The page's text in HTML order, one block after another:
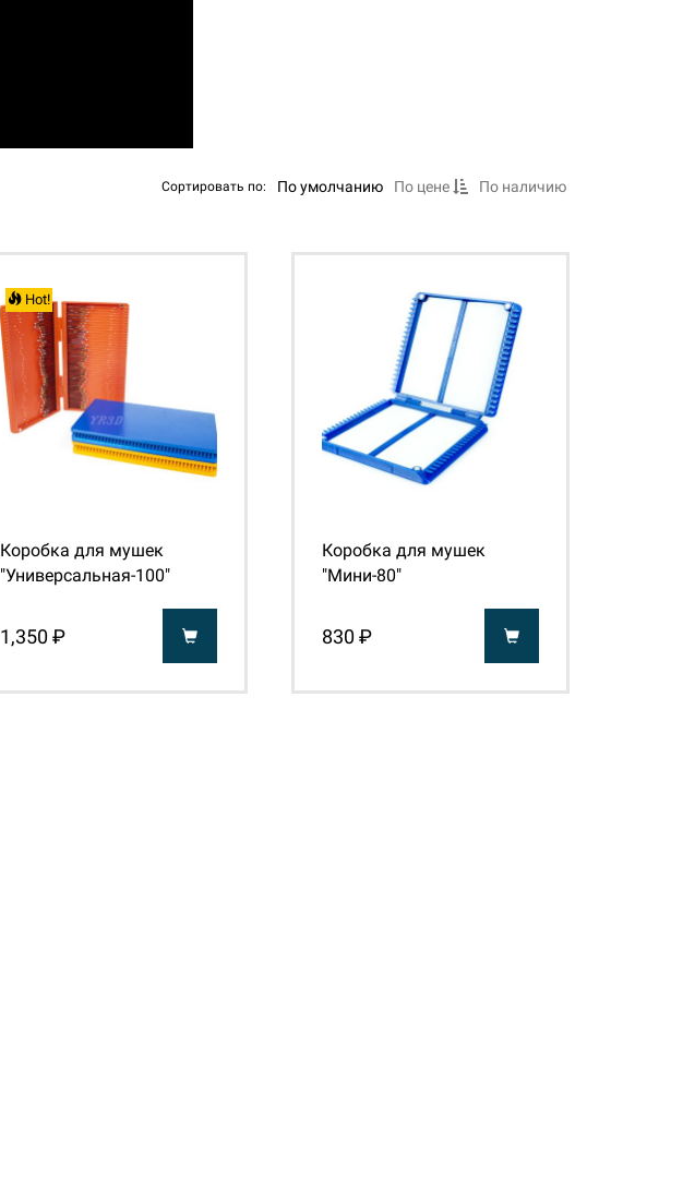
Сортировать по: По умолчанию По цене По наличию
Hot!
Коробка для мушек
"Универсальная-100"
1,350 ₽
Коробка для мушек
"Мини-80"
830 ₽